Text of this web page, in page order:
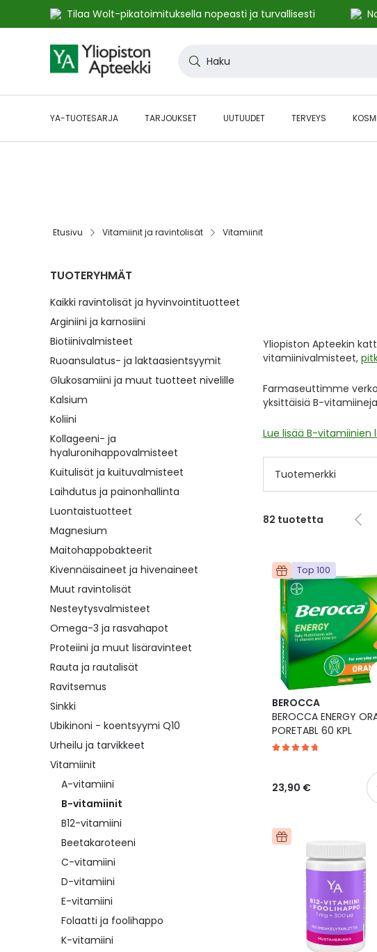
Tilaa Wolt-pikatoimituksella nopeasti ja turvallisesti
to
Content
YA-TUOTESARJA TARJOUKSET UUTUUDET TERVEYS
Etusivu Vitamiinit ja ravintolisät Vitamiinit
TUOTERYHMÄT
Kaikki ravintolisät ja hyvinvointituotteet
Arginiini ja karnosiini
Biotiinivalmisteet
Ruoansulatus- ja laktaasientsyymit
Glukosamiini ja muut tuotteet nivelille
Kalsium
Koliini
Kollageeni- ja
hyaluronihappovalmisteet
Kuitulisät ja kuituvalmisteet
Laihdutus ja painonhallinta
Luontaistuotteet
Magnesium
Maitohappobakteerit
Kivennäisaineet ja hivenaineet
Muut ravintolisät
Nesteytysvalmisteet
Omega-3 ja rasvahapot
Proteiini ja muut lisäravinteet
Rauta ja rautalisät
Ravitsemus
Sinkki
Ubikinoni - koentsyymi Q10
Urheilu ja tarvikkeet
Vitamiinit
A-vitamiini
B-vitamiinit
B12-vitamiini
Beetakaroteeni
C-vitamiini
D-vitamiini
E-vitamiini
Folaatti ja foolihappo
K-vitamiini
Yliopiston Apteekin
vitamiinivalmisteet,
Farmaseuttimme
yksittäisiä B-
Lue lisää B-
Tuotemerkki
82 tuotetta
Go
Top 100
BEROCCA
BEROCCA ENERGY
PORETABL 60 KPL
23,90 €